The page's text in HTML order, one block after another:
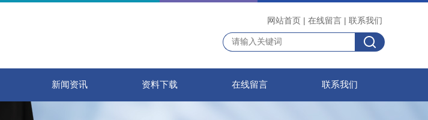
网站首页 | 在线留言 | 联系我们
新闻资讯 资料下载 在线留言 联系我们